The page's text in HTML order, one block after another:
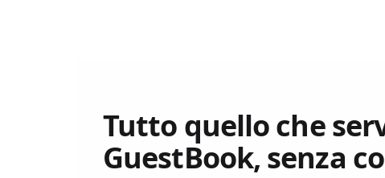
Tutto quello che
GuestBook, senza